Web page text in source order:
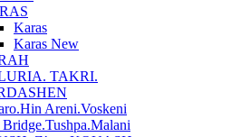
Karas
Karas New
TAKRI.
Areni.Voskeni